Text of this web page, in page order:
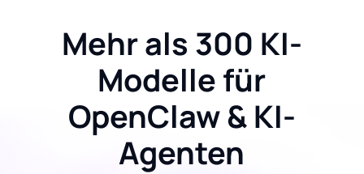
Mehr als 300 KI-
Modelle für
OpenClaw & KI-
Agenten